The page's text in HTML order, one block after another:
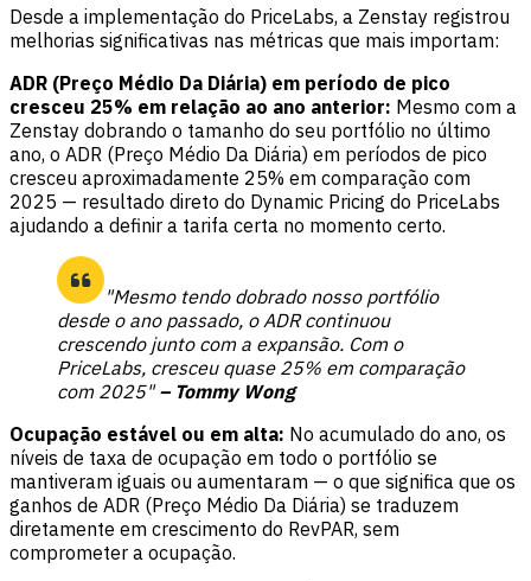
Desde a implementação do PriceLabs, a Zenstay registrou
melhorias significativas nas métricas que mais importam:
ADR (Preço Médio Da Diária) em período de pico
cresceu 25% em relação ao ano anterior: Mesmo com a
Zenstay dobrando o tamanho do seu portfólio no último
ano, o ADR (Preço Médio Da Diária) em períodos de pico
cresceu aproximadamente 25% em comparação com
2025 — resultado direto do Dynamic Pricing do PriceLabs
ajudando a definir a tarifa certa no momento certo.
"Mesmo tendo dobrado nosso portfólio
desde o ano passado, o ADR continuou
crescendo junto com a expansão. Com o
PriceLabs, cresceu quase 25% em comparação
com 2025"– Tommy Wong
Ocupação estável ou em alta: No acumulado do ano, os
níveis de taxa de ocupação em todo o portfólio se
mantiveram iguais ou aumentaram — o que significa que os
ganhos de ADR (Preço Médio Da Diária) se traduzem
diretamente em crescimento do RevPAR, sem
comprometer a ocupação.